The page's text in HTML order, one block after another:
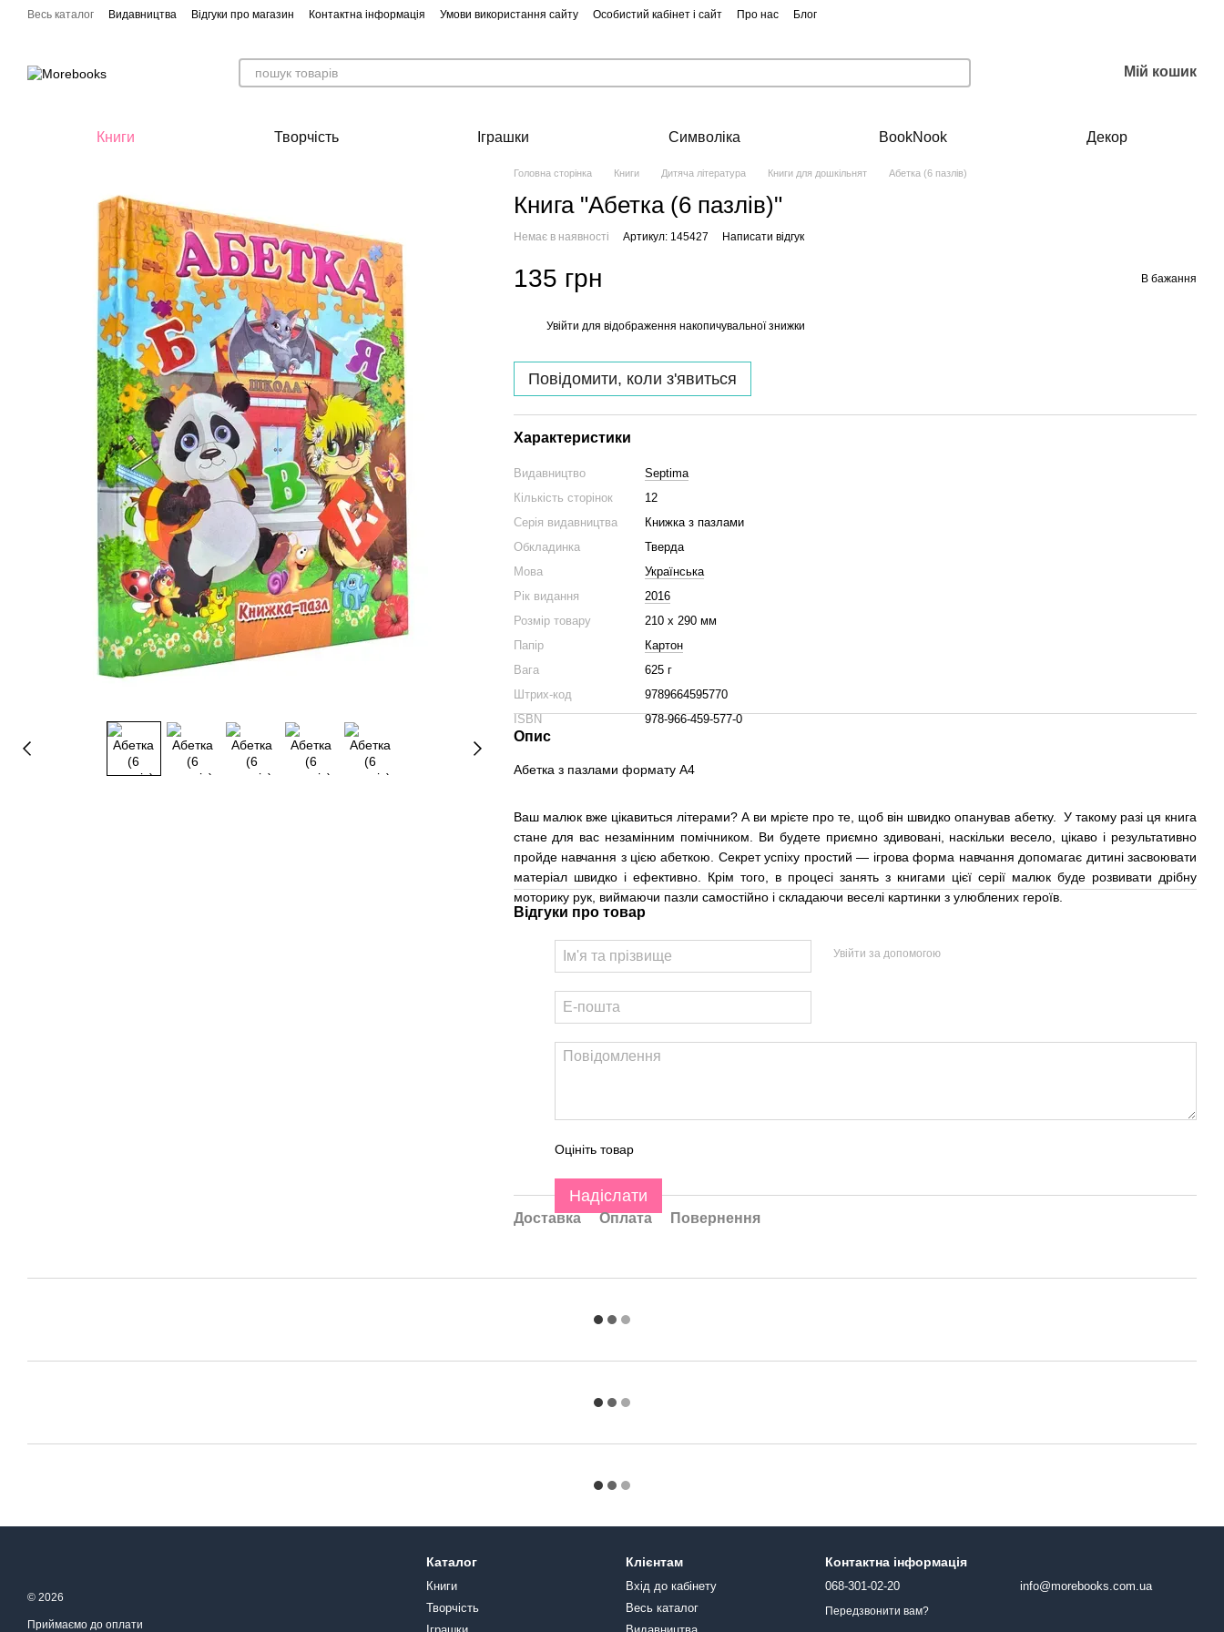
Перейти до основного контенту
Весь каталог Видавництва Відгуки про магазин Контактна інформація Умови використання сайту Особистий кабінет і сайт Про нас Блог
Мій кошик
Книги Творчість Іграшки Символіка BookNook Декор
Головна сторінка Книги Дитяча література Книги для дошкільнят Абетка (6 пазлів)
Книга "Абетка (6 пазлів)"
Немає в наявності Артикул: 145427 Написати відгук
135 грн В бажання
Увійти для відображення накопичувальної знижки
Повідомити, коли з'явиться
Характеристики
Видавництво
Septima
Кількість сторінок
12
Серія видавництва
Книжка з пазлами
Обкладинка
Тверда
Мова
Українська
Рік видання
2016
Розмір товару
210 x 290 мм
Папір
Картон
Вага
625 г
Штрих-код
9789664595770
ISBN
978-966-459-577-0
Опис
Абетка з пазлами формату А4
Ваш малюк вже цікавиться літерами? А ви мрієте про те, щоб він швидко опанував абетку. У такому разі ця книга
стане для вас незамінним помічником. Ви будете приємно здивовані, наскільки весело, цікаво і результативно
пройде навчання з цією абеткою. Секрет успіху простий — ігрова форма навчання допомагає дитині засвоювати
матеріал швидко і ефективно. Крім того, в процесі занять з книгами цієї серії малюк буде розвивати дрібну
моторику рук, виймаючи пазли самостійно і складаючи веселі картинки з улюблених героїв.
Відгуки про товар
Увійти за допомогою
Оцініть товар
Надіслати
Доставка Оплата Повернення
© 2026
Приймаємо до оплати
Каталог
Книги
Творчість
Клієнтам
Вхід до кабінету
Весь каталог
Контактна інформація
068-301-02-20
Передзвонити вам?
info@morebooks.com.ua